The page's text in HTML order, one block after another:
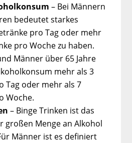
– Bei Männern
bedeutet starkes
pro Tag oder mehr
pro Woche zu haben.
Männer über 65 Jahre
mehr als 3
Tag oder mehr als 7
Woche.
– Binge Trinken ist das
großen Menge an Alkohol
Männer ist es definiert